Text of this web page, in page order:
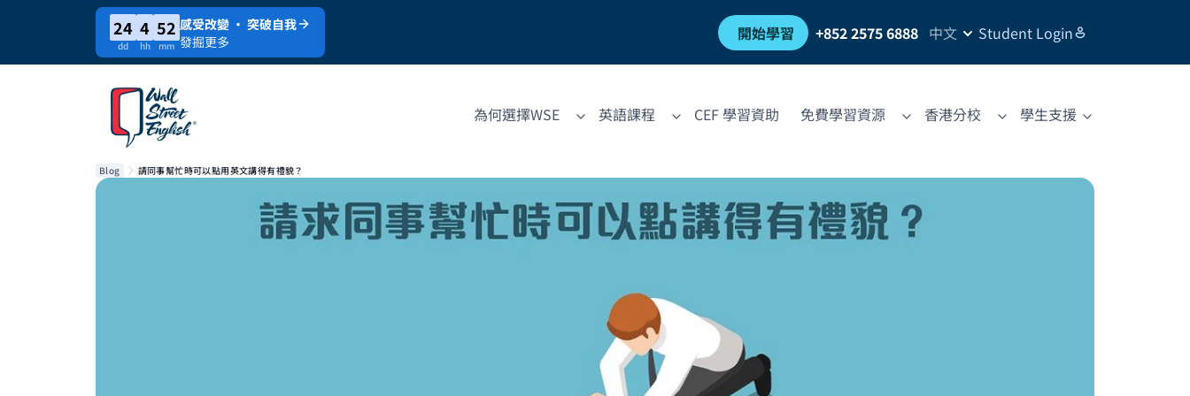
24
dd
4
hh
52
mm
感受改變 · 突破自我
發掘更多
開始學習 +852 2575 6888 中文 Student Login
為何選擇WSE 英語課程 CEF 學習資助 免費學習資源 香港分校 學生支援
Blog 請同事幫忙時可以點用英文講得有禮貌？